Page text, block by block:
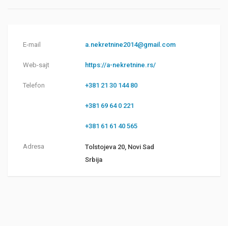
E-mail a.nekretnine2014@gmail.com
Web-sajt https://a-nekretnine.rs/
Telefon +381 21 30 144 80
+381 69 64 0 221
+381 61 61 40 565
Adresa
Tolstojeva 20, Novi Sad
Srbija